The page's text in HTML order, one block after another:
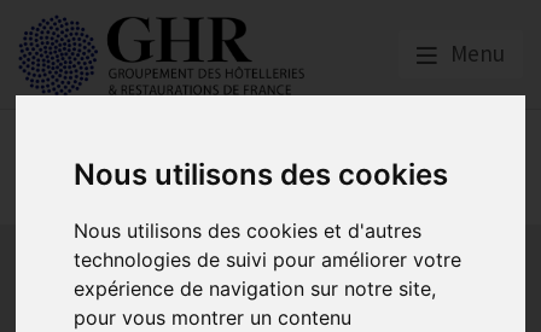
Nous utilisons des cookies
Nous utilisons des cookies et d'autres
technologies de suivi pour améliorer votre
expérience de navigation sur notre site,
pour vous montrer un contenu
Menu
Europe & Numérique
Actualités
Plateformes en ligne
Economie collaborative
Innovation et digitalisation
Mon Parc Num
Informatique Europe